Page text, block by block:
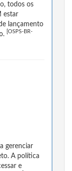
todos os
estar
lançamento
[OSPS-BR-
gerenciar
A política
e